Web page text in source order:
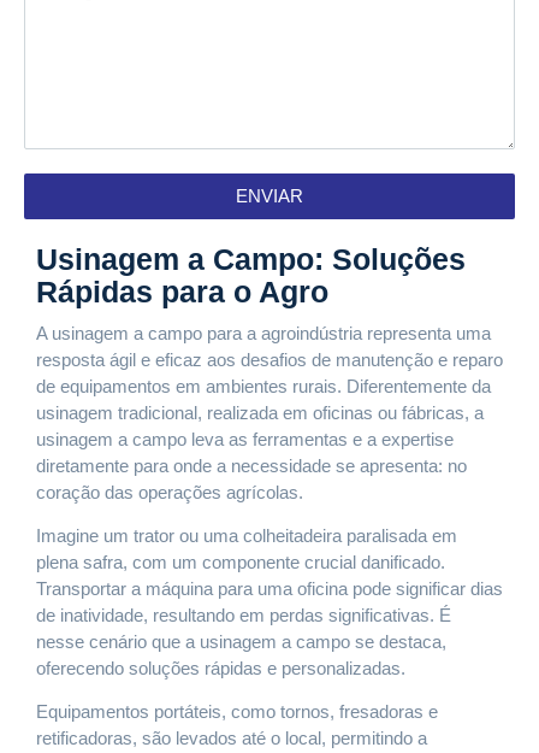
ENVIAR
Usinagem a Campo: Soluções
Rápidas para o Agro
A usinagem a campo para a agroindústria representa uma
resposta ágil e eficaz aos desafios de manutenção e reparo
de equipamentos em ambientes rurais. Diferentemente da
usinagem tradicional, realizada em oficinas ou fábricas, a
usinagem a campo leva as ferramentas e a expertise
diretamente para onde a necessidade se apresenta: no
coração das operações agrícolas.
Imagine um trator ou uma colheitadeira paralisada em
plena safra, com um componente crucial danificado.
Transportar a máquina para uma oficina pode significar dias
de inatividade, resultando em perdas significativas. É
nesse cenário que a usinagem a campo se destaca,
oferecendo soluções rápidas e personalizadas.
Equipamentos portáteis, como tornos, fresadoras e
retificadoras, são levados até o local, permitindo a